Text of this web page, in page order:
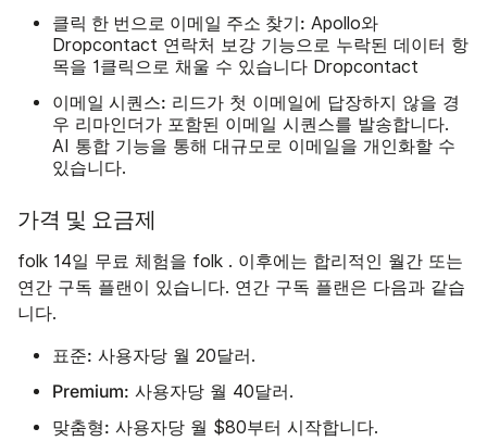
클릭 한 번으로 이메일 주소 찾기: Apollo와
Dropcontact 연락처 보강 기능으로 누락된 데이터 항
목을 1클릭으로 채울 수 있습니다 Dropcontact
이메일 시퀀스: 리드가 첫 이메일에 답장하지 않을 경
우 리마인더가 포함된 이메일 시퀀스를 발송합니다.
AI 통합 기능을 통해 대규모로 이메일을 개인화할 수
있습니다.
가격 및 요금제
folk 14일 무료 체험을 folk . 이후에는 합리적인 월간 또는
연간 구독 플랜이 있습니다. 연간 구독 플랜은 다음과 같습
니다.
표준: 사용자당 월 20달러.
Premium: 사용자당 월 40달러.
맞춤형: 사용자당 월 $80부터 시작합니다.